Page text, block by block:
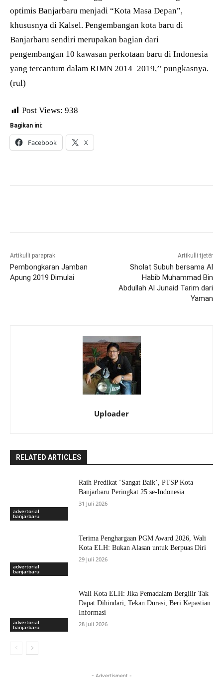
optimis Banjarbaru menjadi “Kota Masa Depan”,
khususnya di Kalsel. Pengembangan kota baru di
Banjarbaru sendiri merupakan bagian dari
pengembangan 10 kawasan perkotaan baru di Indonesia
yang tercantum dalam RJMN 2014–2019,’’ pungkasnya.
(rul)
Post Views: 938
Bagikan ini:
Facebook X
Artikulli paraprak
Pembongkaran Jamban
Apung 2019 Dimulai
Artikulli tjetër
Sholat Subuh bersama Al
Habib Muhammad Bin
Abdullah Al Junaid Tarim dari
Yaman
Uploader
RELATED ARTICLES
advertorial
banjarbaru
Raih Predikat ‘Sangat Baik’, PTSP Kota
Banjarbaru Peringkat 25 se-Indonesia
31 Juli 2026
advertorial
banjarbaru
Terima Penghargaan PGM Award 2026, Wali
Kota ELH: Bukan Alasan untuk Berpuas Diri
29 Juli 2026
advertorial
banjarbaru
Wali Kota ELH: Jika Pemadalam Bergilir Tak
Dapat Dihindari, Tekan Durasi, Beri Kepastian
Informasi
28 Juli 2026
- Advertisment -